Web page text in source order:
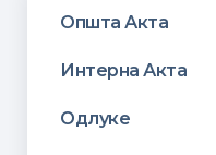
Општа Акта
Интерна Акта
Одлуке